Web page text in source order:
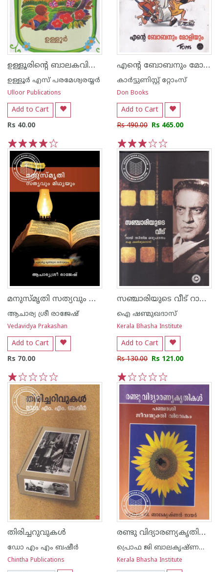
ഉള്ളൂരിന്റെ ബാലകവിതകള്‍
ഉള്ളൂര്‍ എസ് പരമേശ്വരയ്യര്‍
Ulloor Publications
Add to Cart
Rs 40.00
5
4
3
2
1
എന്റെ ബോബനും മോളിയും
കാര്‍ട്ടുണിസ്റ്റ് റ്റോംസ്
Don Books
Add to Cart
Rs 490.00 Rs 465.00
5
4
3
2
1
മനുസ്മൃതി സത്യവും മിഥ്യയും
ആചാര്യ ശ്രീ രാജേഷ്‌
Vedavidya Prakashan
Add to Cart
Rs 70.00
5
4
3
2
1
സഞ്ചാരിയുടെ വീട് റായ് സിനിമയുടെ പഠനം
ഐ ഷണ്മുഖദാസ്
Kerala Bhasha Institute
Add to Cart
Rs 130.00 Rs 121.00
5
4
3
2
1
തിരിച്ചറുവുകള്‍
ഡോ എം എം ബഷീര്‍
Chintha Publications
രണ്ടു വിദ്യാരണ്യകൃതികള്‍ പഞ്ചദശി ജീവന്മുക്തി വിവേകം -Old Edition-
പ്രൊഫ ജി ബാലകൃഷ്ണന്‍ നായര്‍
Kerala Bhasha Institute